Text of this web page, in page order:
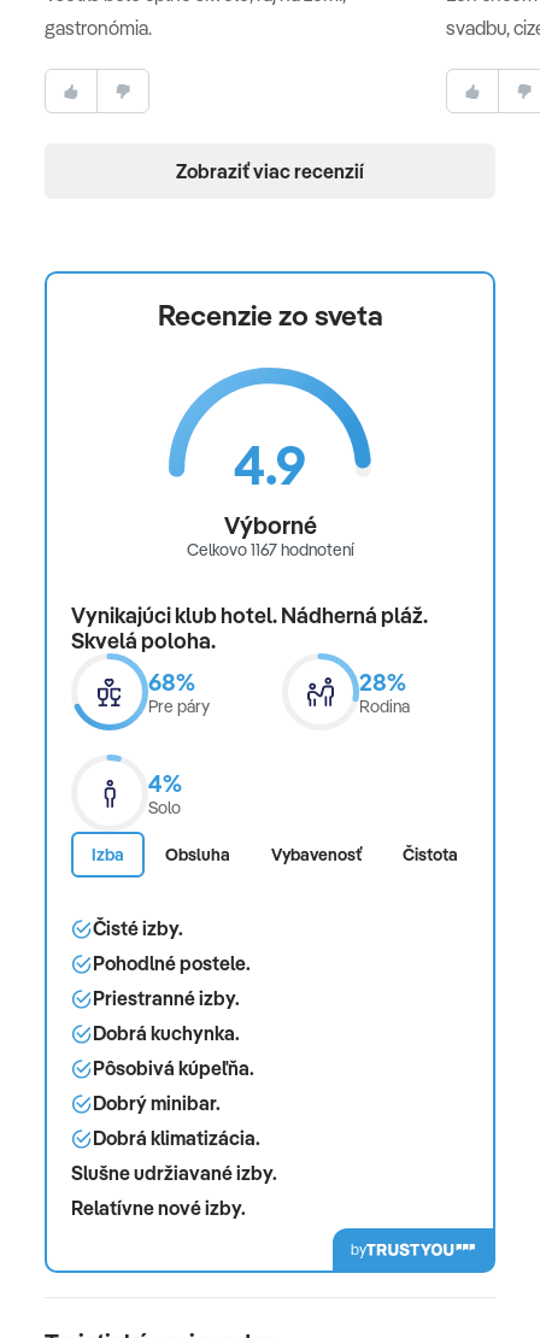
Oficiálne hodnotenie
****
gastronómia.
svadbu,
Zobraziť viac recenzií
Recenzie zo sveta
4.9
Výborné
Celkovo 1167 hodnotení
Vynikajúci klub hotel. Nádherná pláž.
Skvelá poloha.
68%
Pre páry
28%
Rodina
4%
Solo
Izba Obsluha Vybavenosť Čistota
Čisté izby.
Pohodlné postele.
Priestranné izby.
Dobrá kuchynka.
Pôsobivá kúpeľňa.
Dobrý minibar.
Dobrá klimatizácia.
Slušne udržiavané izby.
Relatívne nové izby.
by